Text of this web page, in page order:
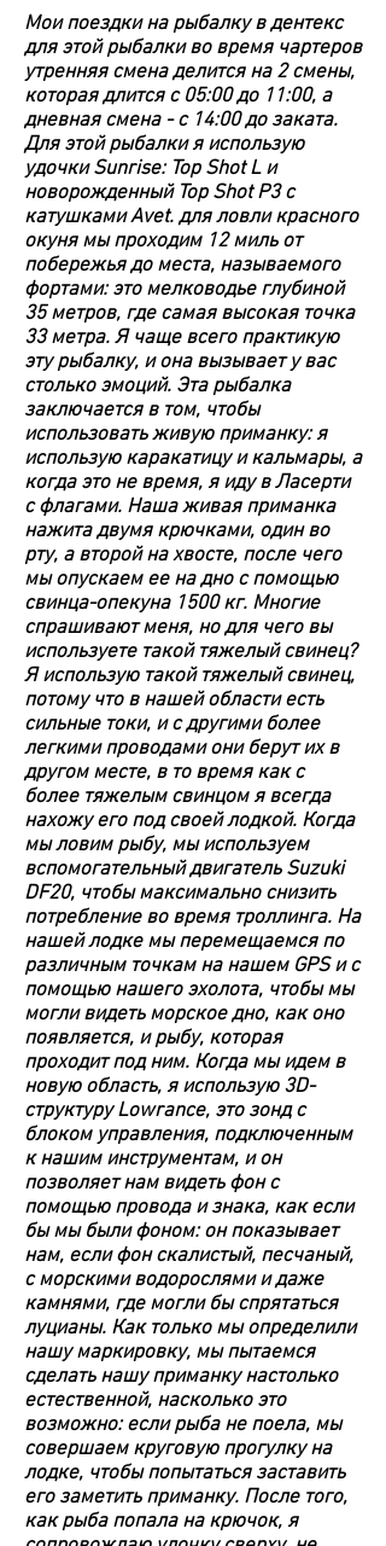
Мои поездки на рыбалку в дентекс
для этой рыбалки во время чартеров
утренняя смена делится на 2 смены,
которая длится с 05:00 до 11:00, а
дневная смена - с 14:00 до заката.
Для этой рыбалки я использую
удочки Sunrise: Top Shot L и
новорожденный Top Shot P3 с
катушками Avet. для ловли красного
окуня мы проходим 12 миль от
побережья до места, называемого
фортами: это мелководье глубиной
35 метров, где самая высокая точка
33 метра. Я чаще всего практикую
эту рыбалку, и она вызывает у вас
столько эмоций. Эта рыбалка
заключается в том, чтобы
использовать живую приманку: я
использую каракатицу и кальмары, а
когда это не время, я иду в Ласерти
с флагами. Наша живая приманка
нажита двумя крючками, один во
рту, а второй на хвосте, после чего
мы опускаем ее на дно с помощью
свинца-опекуна 1500 кг. Многие
спрашивают меня, но для чего вы
используете такой тяжелый свинец?
Я использую такой тяжелый свинец,
потому что в нашей области есть
сильные токи, и с другими более
легкими проводами они берут их в
другом месте, в то время как с
более тяжелым свинцом я всегда
нахожу его под своей лодкой. Когда
мы ловим рыбу, мы используем
вспомогательный двигатель Suzuki
DF20, чтобы максимально снизить
потребление во время троллинга. На
нашей лодке мы перемещаемся по
различным точкам на нашем GPS и с
помощью нашего эхолота, чтобы мы
могли видеть морское дно, как оно
появляется, и рыбу, которая
проходит под ним. Когда мы идем в
новую область, я использую 3D-
структуру Lowrance, это зонд с
блоком управления, подключенным
к нашим инструментам, и он
позволяет нам видеть фон с
помощью провода и знака, как если
бы мы были фоном: он показывает
нам, если фон скалистый, песчаный,
с морскими водорослями и даже
камнями, где могли бы спрятаться
луцианы. Как только мы определили
нашу маркировку, мы пытаемся
сделать нашу приманку настолько
естественной, насколько это
возможно: если рыба не поела, мы
совершаем круговую прогулку на
лодке, чтобы попытаться заставить
его заметить приманку. После того,
как рыба попала на крючок, я